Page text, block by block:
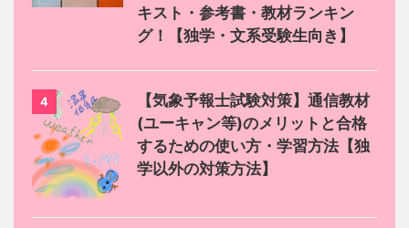
キスト・参考書・教材ランキン
グ！【独学・文系受験生向き】
4
【気象予報士試験対策】通信教材
(ユーキャン等)のメリットと合格
するための使い方・学習方法【独
学以外の対策方法】